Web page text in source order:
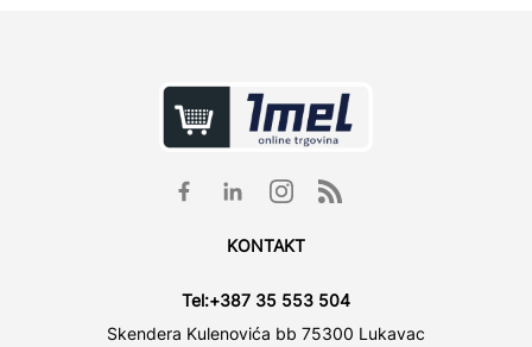
KONTAKT
Tel:+387 35 553 504
Skendera Kulenovića bb 75300 Lukavac